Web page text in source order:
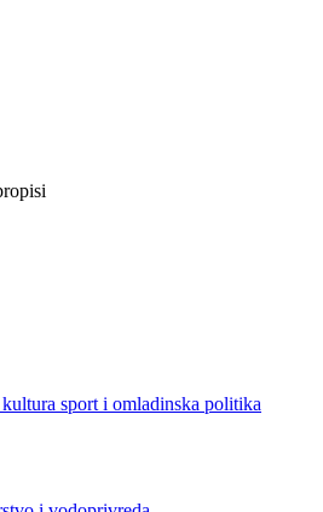
sport i omladinska politika